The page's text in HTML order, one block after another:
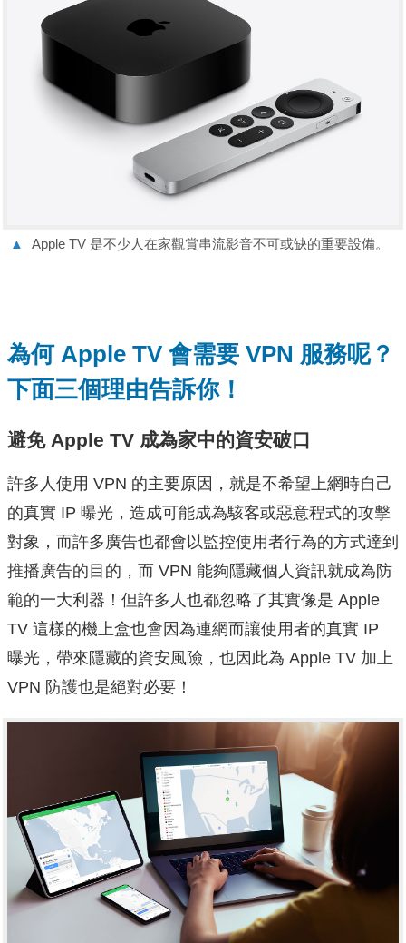
▲ Apple TV 是不少人在家觀賞串流影音不可或缺的重要設備。
為何 Apple TV 會需要 VPN 服務呢？
下面三個理由告訴你！
避免 Apple TV 成為家中的資安破口
許多人使用 VPN 的主要原因，就是不希望上網時自己
的真實 IP 曝光，造成可能成為駭客或惡意程式的攻擊
對象，而許多廣告也都會以監控使用者行為的方式達到
推播廣告的目的，而 VPN 能夠隱藏個人資訊就成為防
範的一大利器！但許多人也都忽略了其實像是 Apple
TV 這樣的機上盒也會因為連網而讓使用者的真實 IP
曝光，帶來隱藏的資安風險，也因此為 Apple TV 加上
VPN 防護也是絕對必要！